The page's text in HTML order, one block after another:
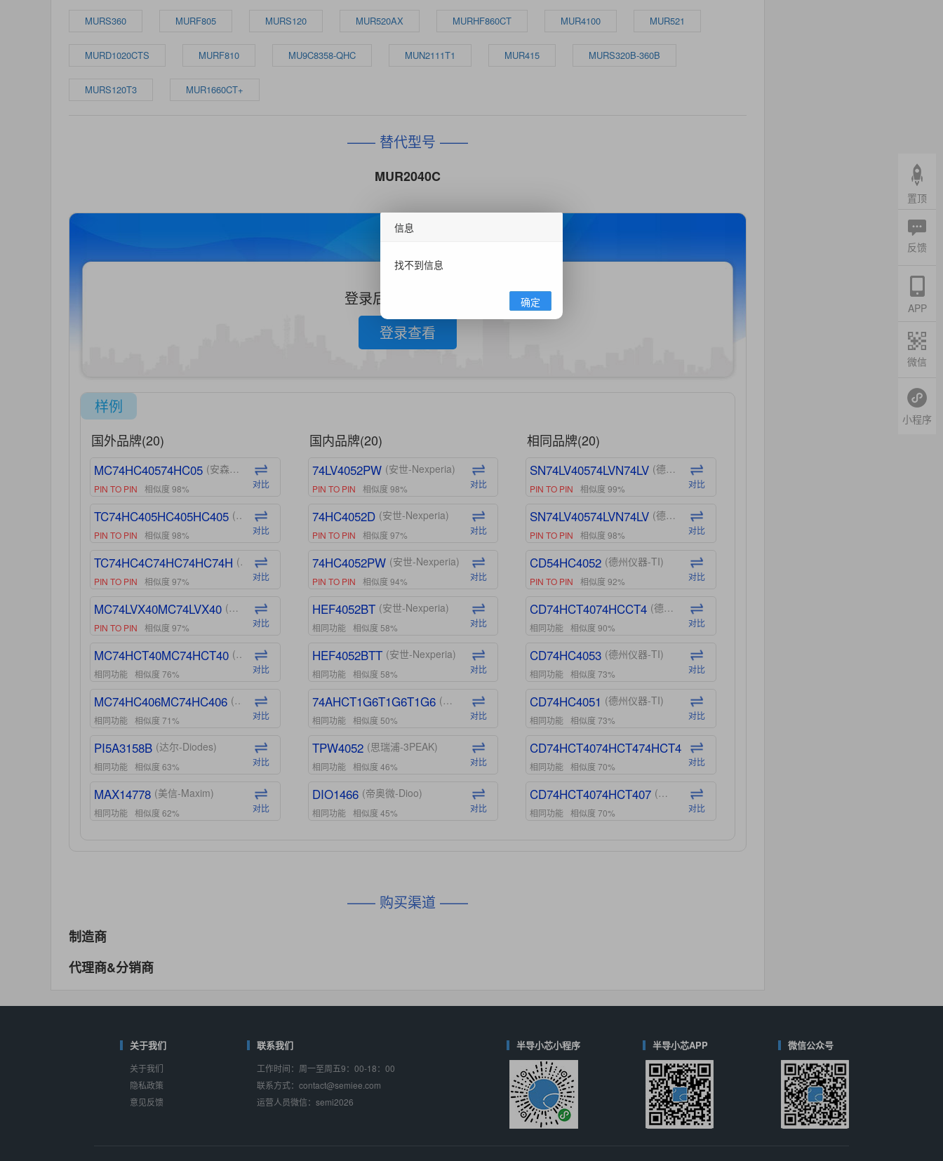
MURS360 MURF805 MURS120 MUR520AX MURHF860CT MUR4100 MUR521
MURD1020CTS MURF810 MU9C8358-QHC MUN2111T1 MUR415 MURS320B-360B
MURS120T3 MUR1660CT+
—— 替代型号 ——
MUR2040C
登录后查看更多信息
登录查看
样例
国外品牌(20)
MC74HC40574HC05 (安森美-ON)
PIN TO PIN 相似度 98% 对比
TC74HC405HC405HC405 (东芝-Toshiba)
PIN TO PIN 相似度 98% 对比
TC74HC4C74HC74HC74H (东芝-Toshiba)
PIN TO PIN 相似度 97% 对比
MC74LVX40MC74LVX40 (安森美-ON)
PIN TO PIN 相似度 97% 对比
MC74HCT40MC74HCT40 (安森美-ON)
相同功能 相似度 76% 对比
MC74HC406MC74HC406 (安森美-ON)
相同功能 相似度 71% 对比
PI5A3158B (达尔-Diodes)
相同功能 相似度 63% 对比
MAX14778 (美信-Maxim)
相同功能 相似度 62% 对比
MAX14760
M74HC4852
相同功能 相似度 50% 对比
TC4052BFT (东芝-Toshiba)
相似度 50% 对比
国内品牌(20)
74LV4052PW (安世-Nexperia)
PIN TO PIN 相似度 98% 对比
74HC4052D (安世-Nexperia)
PIN TO PIN 相似度 97% 对比
74HC4052PW (安世-Nexperia)
PIN TO PIN 相似度 94% 对比
HEF4052BT (安世-Nexperia)
相同功能 相似度 58% 对比
HEF4052BTT (安世-Nexperia)
相同功能 相似度 58% 对比
74AHCT1G6T1G6T1G6 (安世-Nexperia)
相同功能 相似度 50% 对比
TPW4052 (思瑞浦-3PEAK)
相同功能 相似度 46% 对比
DIO1466 (帝奥微-Dioo)
相同功能 相似度 45% 对比
相似度 44%
CD4052 (思扬微-Siyom)
相同功能 相似度 35%
相同品牌(20)
SN74LV40574LVN74LV (德州仪器-TI)
PIN TO PIN 相似度 99% 对比
SN74LV40574LVN74LV (德州仪器-TI)
PIN TO PIN 相似度 98% 对比
CD54HC4052 (德州仪器-TI)
PIN TO PIN 相似度 92% 对比
CD74HCT4074HCCT4 (德州仪器-TI)
相同功能 相似度 90% 对比
CD74HC4053 (德州仪器-TI)
相同功能 相似度 73% 对比
CD74HC4051 (德州仪器-TI)
相同功能 相似度 73% 对比
CD74HCT4074HCT474HCT4 (德州仪器-TI)
相同功能 相似度 70% 对比
CD74HCT4074HCT407 (德州仪器-TI)
相同功能 相似度 70% 对比
—— 购买渠道 ——
制造商
代理商&分销商
关于我们
关于我们
隐私政策
意见反馈
联系我们
工作时间：周一至周五9：00-18：00
联系方式：contact@semiee.com
运营人员微信：semi2026
半导小芯小程序 半导小芯APP 微信公众号
置顶
反馈
APP
微信
小程序
信息
找不到信息
确定